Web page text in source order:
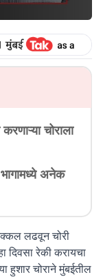
चोराला
भागामध्ये अनेक
लढवून चोरी
दिवसा रेकी करायचा
हुशार चोराने मुंबईतील